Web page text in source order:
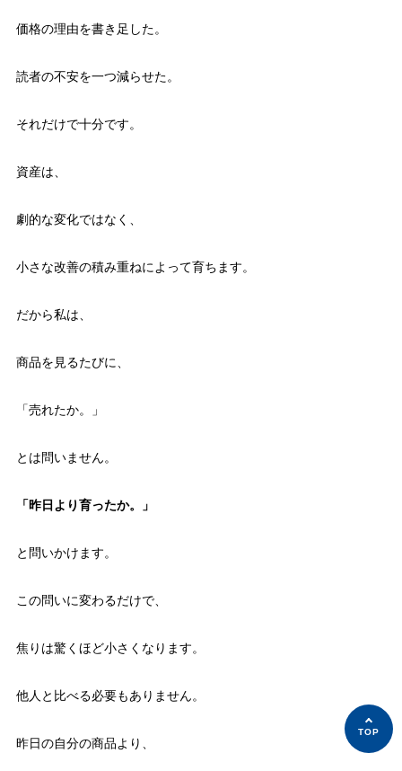
価格の理由を書き足した。
読者の不安を一つ減らせた。
それだけで十分です。
資産は、
劇的な変化ではなく、
小さな改善の積み重ねによって育ちます。
だから私は、
商品を見るたびに、
「売れたか。」
とは問いません。
「昨日より育ったか。」
と問いかけます。
この問いに変わるだけで、
焦りは驚くほど小さくなります。
他人と比べる必要もありません。
昨日の自分の商品より、